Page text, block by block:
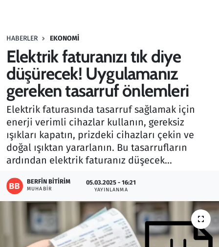
HABERLER EKONOMI
Elektrik faturanızı tık diye
düşürecek! Uygulamanız
gereken tasarruf önlemleri
Elektrik faturasında tasarruf sağlamak için
enerji verimli cihazlar kullanın, gereksiz
ışıkları kapatın, prizdeki cihazları çekin ve
doğal ışıktan yararlanın. Bu tasarrufların
ardından elektrik faturanız düşecek...
BERFIN BITIRIM
MUHABIR
05.03.2025 - 16:21
YAYINLANMA
Haber
Kültür Sanat
Kurumsal Haberler
Lezzet Durağı
Memur ve Kamu
Otomobil
Oyun
Ramazan
Resmi İlanlar